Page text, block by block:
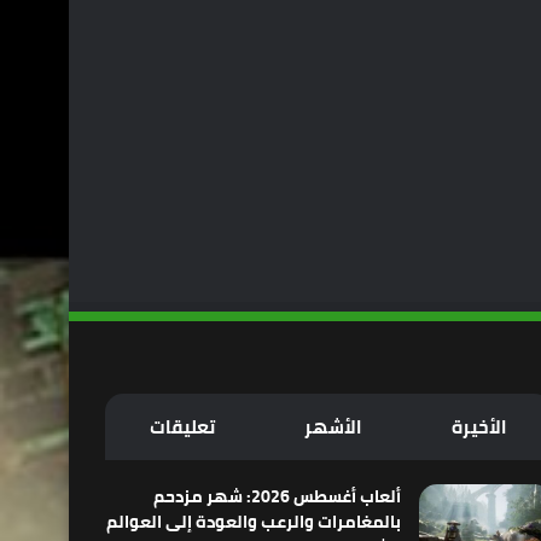
الأخيرة الأشهر تعليقات
ألعاب أغسطس 2026: شهر مزدحم
بالمغامرات والرعب والعودة إلى العوالم